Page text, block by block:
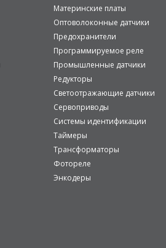
Материнские платы
Оптоволоконные датчики
Предохранители
Программируемое реле
Промышленные датчики
Редукторы
Светоотражающие датчики
Сервоприводы
Системы идентификации
Таймеры
Трансформаторы
Фотореле
Энкодеры